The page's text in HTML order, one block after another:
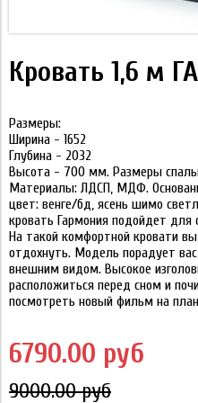
Кровать 1,6 м
Размеры:
Ширина - 1652
Глубина - 2032
Высота - 700 мм. Размеры
Материалы: ЛДСП, МДФ.
цвет: венге/бд, ясень шимо
кровать Гармония подойдет для
На такой комфортной кровати
отдохнуть. Модель порадует
внешним видом. Высокое
расположиться перед сном и
посмотреть новый фильм на
6790.00 руб
9000.00 руб